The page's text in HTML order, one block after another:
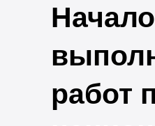
Начало
работ